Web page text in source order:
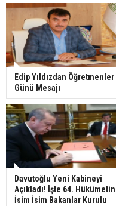
Edip Yıldızdan Öğretmenler
Günü Mesajı
Davutoğlu Yeni Kabineyi
Açıkladı! İşte 64. Hükümetin
İsim İsim Bakanlar Kurulu